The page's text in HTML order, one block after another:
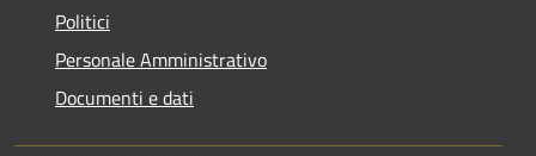
Politici
Personale Amministrativo
Documenti e dati